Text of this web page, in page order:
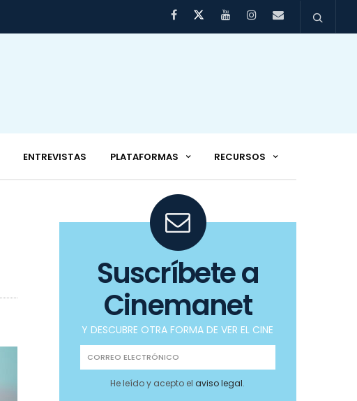
ENTREVISTAS PLATAFORMAS RECURSOS
Suscríbete a
Cinemanet
Y DESCUBRE OTRA FORMA DE VER EL CINE
He leído y acepto elaviso legal.